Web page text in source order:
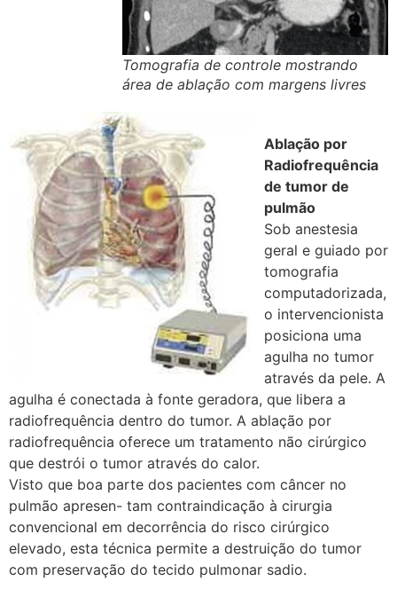
Tomografia de controle mostrando
área de ablação com margens livres
Ablação por
Radiofrequência
de tumor de
pulmão
Sob anestesia
geral e guiado por
tomografia
computadorizada,
o intervencionista
posiciona uma
agulha no tumor
através da pele. A
agulha é conectada à fonte geradora, que libera a
radiofrequência dentro do tumor. A ablação por
radiofrequência oferece um tratamento não cirúrgico
que destrói o tumor através do calor.
Visto que boa parte dos pacientes com câncer no
pulmão apresen- tam contraindicação à cirurgia
convencional em decorrência do risco cirúrgico
elevado, esta técnica permite a destruição do tumor
com preservação do tecido pulmonar sadio.